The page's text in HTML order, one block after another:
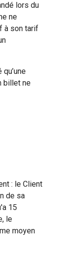
lors du
ne
à son tarif
billet ne
: le Client
de sa
15
le
moyen